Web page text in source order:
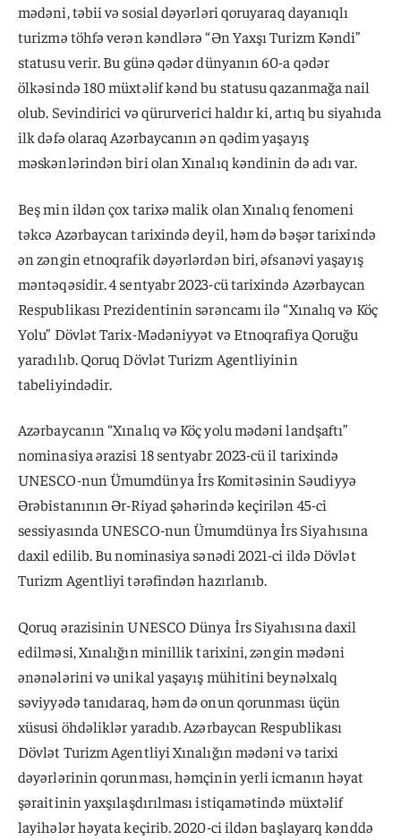
mədəni, təbii və sosial dəyərləri qoruyaraq dayanıqlı
turizmə töhfə verən kəndlərə “Ən Yaxşı Turizm Kəndi”
statusu verir. Bu günə qədər dünyanın 60-a qədər
ölkəsində 180 müxtəlif kənd bu statusu qazanmağa nail
olub. Sevindirici və qürurverici haldır ki, artıq bu siyahıda
ilk dəfə olaraq Azərbaycanın ən qədim yaşayış
məskənlərindən biri olan Xınalıq kəndinin də adı var.
Beş min ildən çox tarixə malik olan Xınalıq fenomeni
təkcə Azərbaycan tarixində deyil, həm də bəşər tarixində
ən zəngin etnoqrafik dəyərlərdən biri, əfsanəvi yaşayış
məntəqəsidir. 4 sentyabr 2023-cü tarixində Azərbaycan
Respublikası Prezidentinin sərəncamı ilə “Xınalıq və Köç
Yolu” Dövlət Tarix-Mədəniyyət və Etnoqrafiya Qoruğu
yaradılıb. Qoruq Dövlət Turizm Agentliyinin
tabeliyindədir.
Azərbaycanın “Xınalıq və Köç yolu mədəni landşaftı”
nominasiya ərazisi 18 sentyabr 2023-cü il tarixində
UNESCO-nun Ümumdünya İrs Komitəsinin Səudiyyə
Ərəbistanının Ər-Riyad şəhərində keçirilən 45-ci
sessiyasında UNESCO-nun Ümumdünya İrs Siyahısına
daxil edilib. Bu nominasiya sənədi 2021-ci ildə Dövlət
Turizm Agentliyi tərəfindən hazırlanıb.
Qoruq ərazisinin UNESCO Dünya İrs Siyahısına daxil
edilməsi, Xınalığın minillik tarixini, zəngin mədəni
ənənələrini və unikal yaşayış mühitini beynəlxalq
səviyyədə tanıdaraq, həm də onun qorunması üçün
xüsusi öhdəliklər yaradıb. Azərbaycan Respublikası
Dövlət Turizm Agentliyi Xınalığın mədəni və tarixi
dəyərlərinin qorunması, həmçinin yerli icmanın həyat
şəraitinin yaxşılaşdırılması istiqamətində müxtəlif
layihələr həyata keçirib. 2020-ci ildən başlayarq kənddə